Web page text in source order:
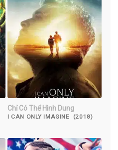
Chỉ Có Thể Hình Dung
I CAN ONLY IMAGINE (2018)